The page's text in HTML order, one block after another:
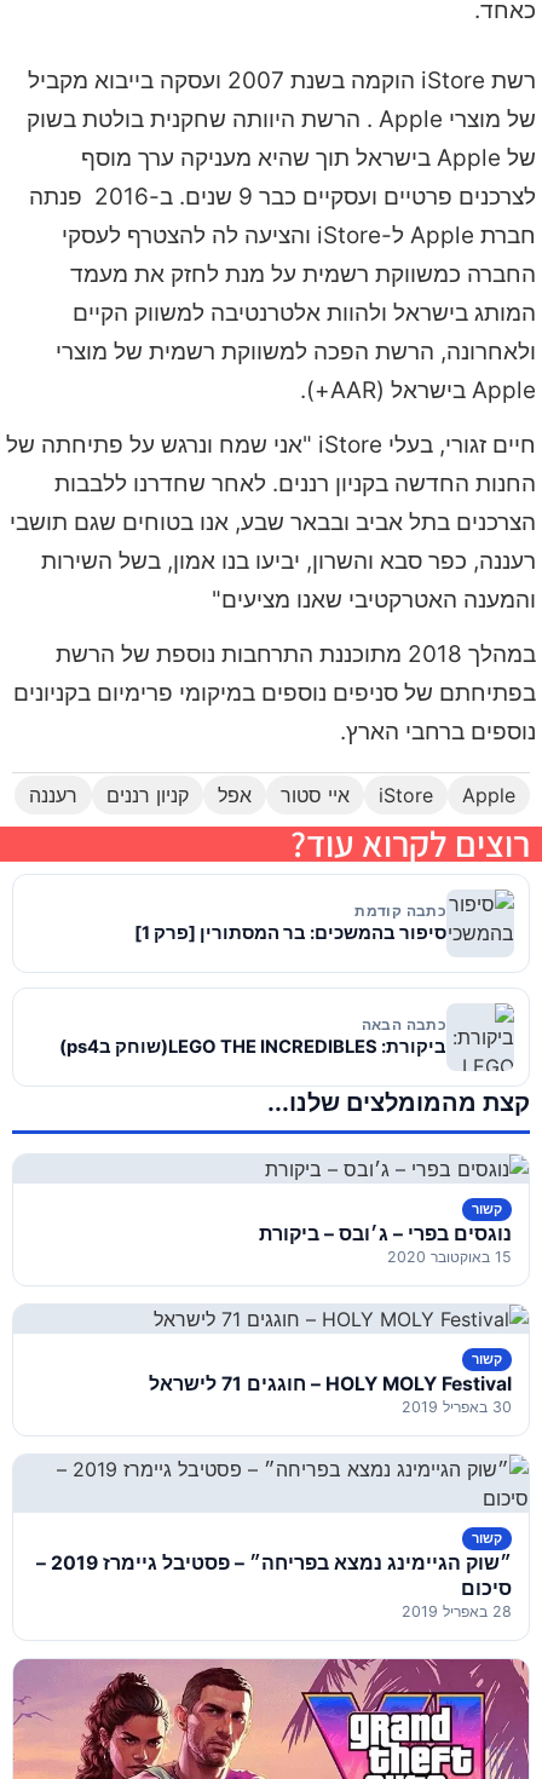
כאחד.
רשת iStore הוקמה בשנת 2007 ועסקה בייבוא מקביל
של מוצרי Apple . הרשת היוותה שחקנית בולטת בשוק
של Apple בישראל תוך שהיא מעניקה ערך מוסף
לצרכנים פרטיים ועסקיים כבר 9 שנים. ב-2016 פנתה
חברת Apple ל-iStore והציעה לה להצטרף לעסקי
החברה כמשווקת רשמית על מנת לחזק את מעמד
המותג בישראל ולהוות אלטרנטיבה למשווק הקיים
ולאחרונה, הרשת הפכה למשווקת רשמית של מוצרי
Apple בישראל (AAR+).
חיים זגורי, בעלי iStore "אני שמח ונרגש על פתיחתה של
החנות החדשה בקניון רננים. לאחר שחדרנו ללבבות
הצרכנים בתל אביב ובבאר שבע, אנו בטוחים שגם תושבי
רעננה, כפר סבא והשרון, יביעו בנו אמון, בשל השירות
והמענה האטרקטיבי שאנו מציעים"
במהלך 2018 מתוכננת התרחבות נוספת של הרשת
בפתיחתם של סניפים נוספים במיקומי פרימיום בקניונים
נוספים ברחבי הארץ.
Apple
iStore איי סטור אפל קניון רננים רעננה
רוצים לקרוא עוד?
כתבה קודמת
סיפור בהמשכים: בר המסתורין [פרק 1]
כתבה הבאה
ביקורת: LEGO THE INCREDIBLES(שוחק בps4)
קצת מהמומלצים שלנו...
קשור
נוגסים בפרי – ג׳ובס – ביקורת
15 באוקטובר 2020
קשור
HOLY MOLY Festival – חוגגים 71 לישראל
30 באפריל 2019
קשור
״שוק הגיימינג נמצא בפריחה״ – פסטיבל גיימרז 2019 –
סיכום
28 באפריל 2019